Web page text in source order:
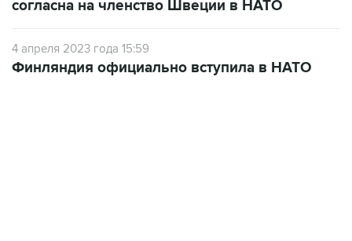
согласна на членство Швеции в НАТО
4 апреля 2023 года 15:59
Финляндия официально вступила в НАТО